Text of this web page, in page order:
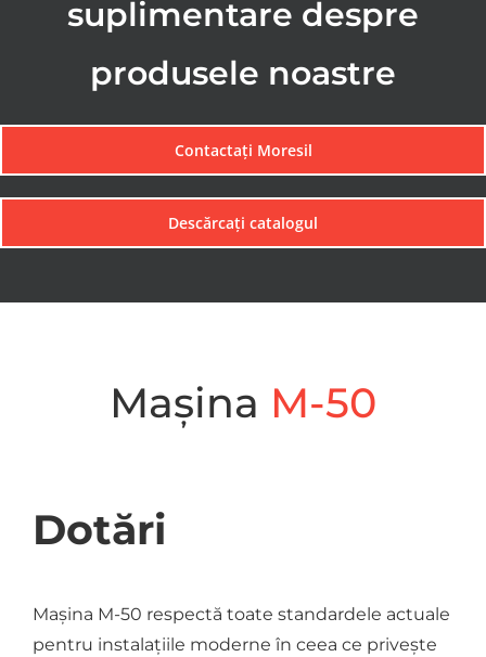
suplimentare despre
produsele noastre
Contactați Moresil
Descărcați catalogul
Mașina M-50
Dotări
Mașina M-50 respectă toate standardele actuale
pentru instalațiile moderne în ceea ce privește